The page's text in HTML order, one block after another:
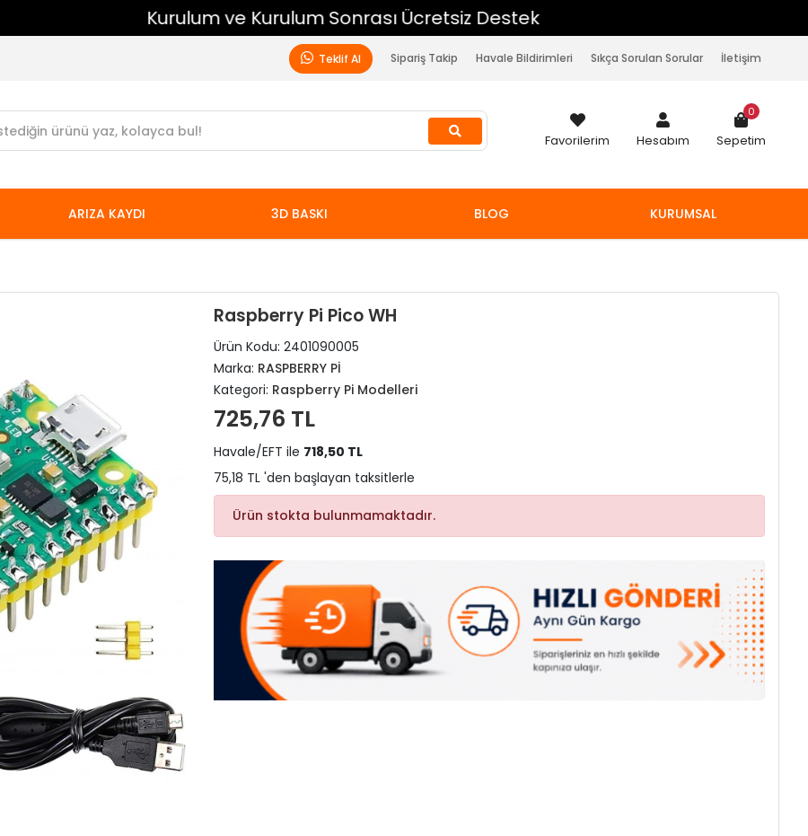
Kurulum ve Kurulum Sonrası Ücretsiz Destek
Teklif Al Sipariş Takip Havale Bildirimleri Sıkça Sorulan Sorular İletişim
Favorilerim Hesabım Sepetim
0
ARIZA KAYDI 3D BASKI BLOG KURUMSAL
Raspberry Pi Pico WH
Ürün Kodu: 2401090005
Marka: RASPBERRY Pİ
Kategori: Raspberry Pi Modelleri
725,76 TL
Havale/EFT ile 718,50 TL
75,18 TL 'den başlayan taksitlerle
Ürün stokta bulunmamaktadır.